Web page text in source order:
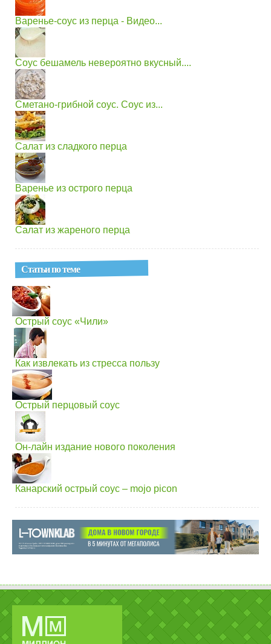
Варенье-соус из перца - Видео...
Соус бешамель невероятно вкусный....
Сметано-грибной соус. Соус из...
Салат из сладкого перца
Варенье из острого перца
Салат из жареного перца
Статьи по теме
Острый соус «Чили»
Как извлекать из стресса пользу
Острый перцовый соус
Он-лайн издание нового поколения
Канарский острый соус – mojo picon